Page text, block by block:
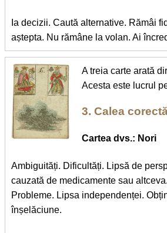
Ia decizii. Caută alternative. Rămâi
aștepta. Nu rămâne la volan. Ai
A treia carte arată
Acesta este lucrul
3. Calea
Cartea dvs.: Nori
Ambiguități. Dificultăți. Lipsă de
cauzată de medicamente sau
Probleme. Lipsa independenței.
înșelăciune.